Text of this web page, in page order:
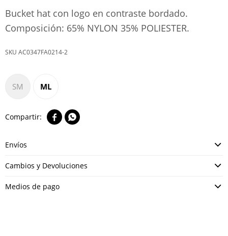
Bucket hat con logo en contraste bordado.
Composición: 65% NYLON 35% POLIESTER.
AC0347FA0214-2
SM ML
 
Envíos
Cambios y Devoluciones
Medios de pago